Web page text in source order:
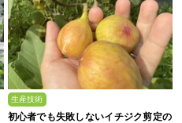
生産技術
初心者でも失敗しないイチジク剪定の